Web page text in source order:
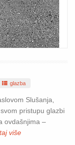
glazba
Slušanja,
pristupu glazbi
ovdašnjima –
više